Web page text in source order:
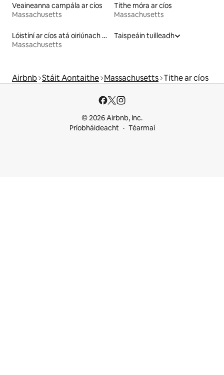
Veaineanna campála ar cíos
Massachusetts
Tithe móra ar cíos
Massachusetts
Lóistíní ar cíos atá oiriúnach do pheataí
Massachusetts
Taispeáin tuilleadh
Airbnb Stáit Aontaithe Massachusetts Tithe ar cíos
© 2026 Airbnb, Inc.
Príobháideacht
Téarmaí